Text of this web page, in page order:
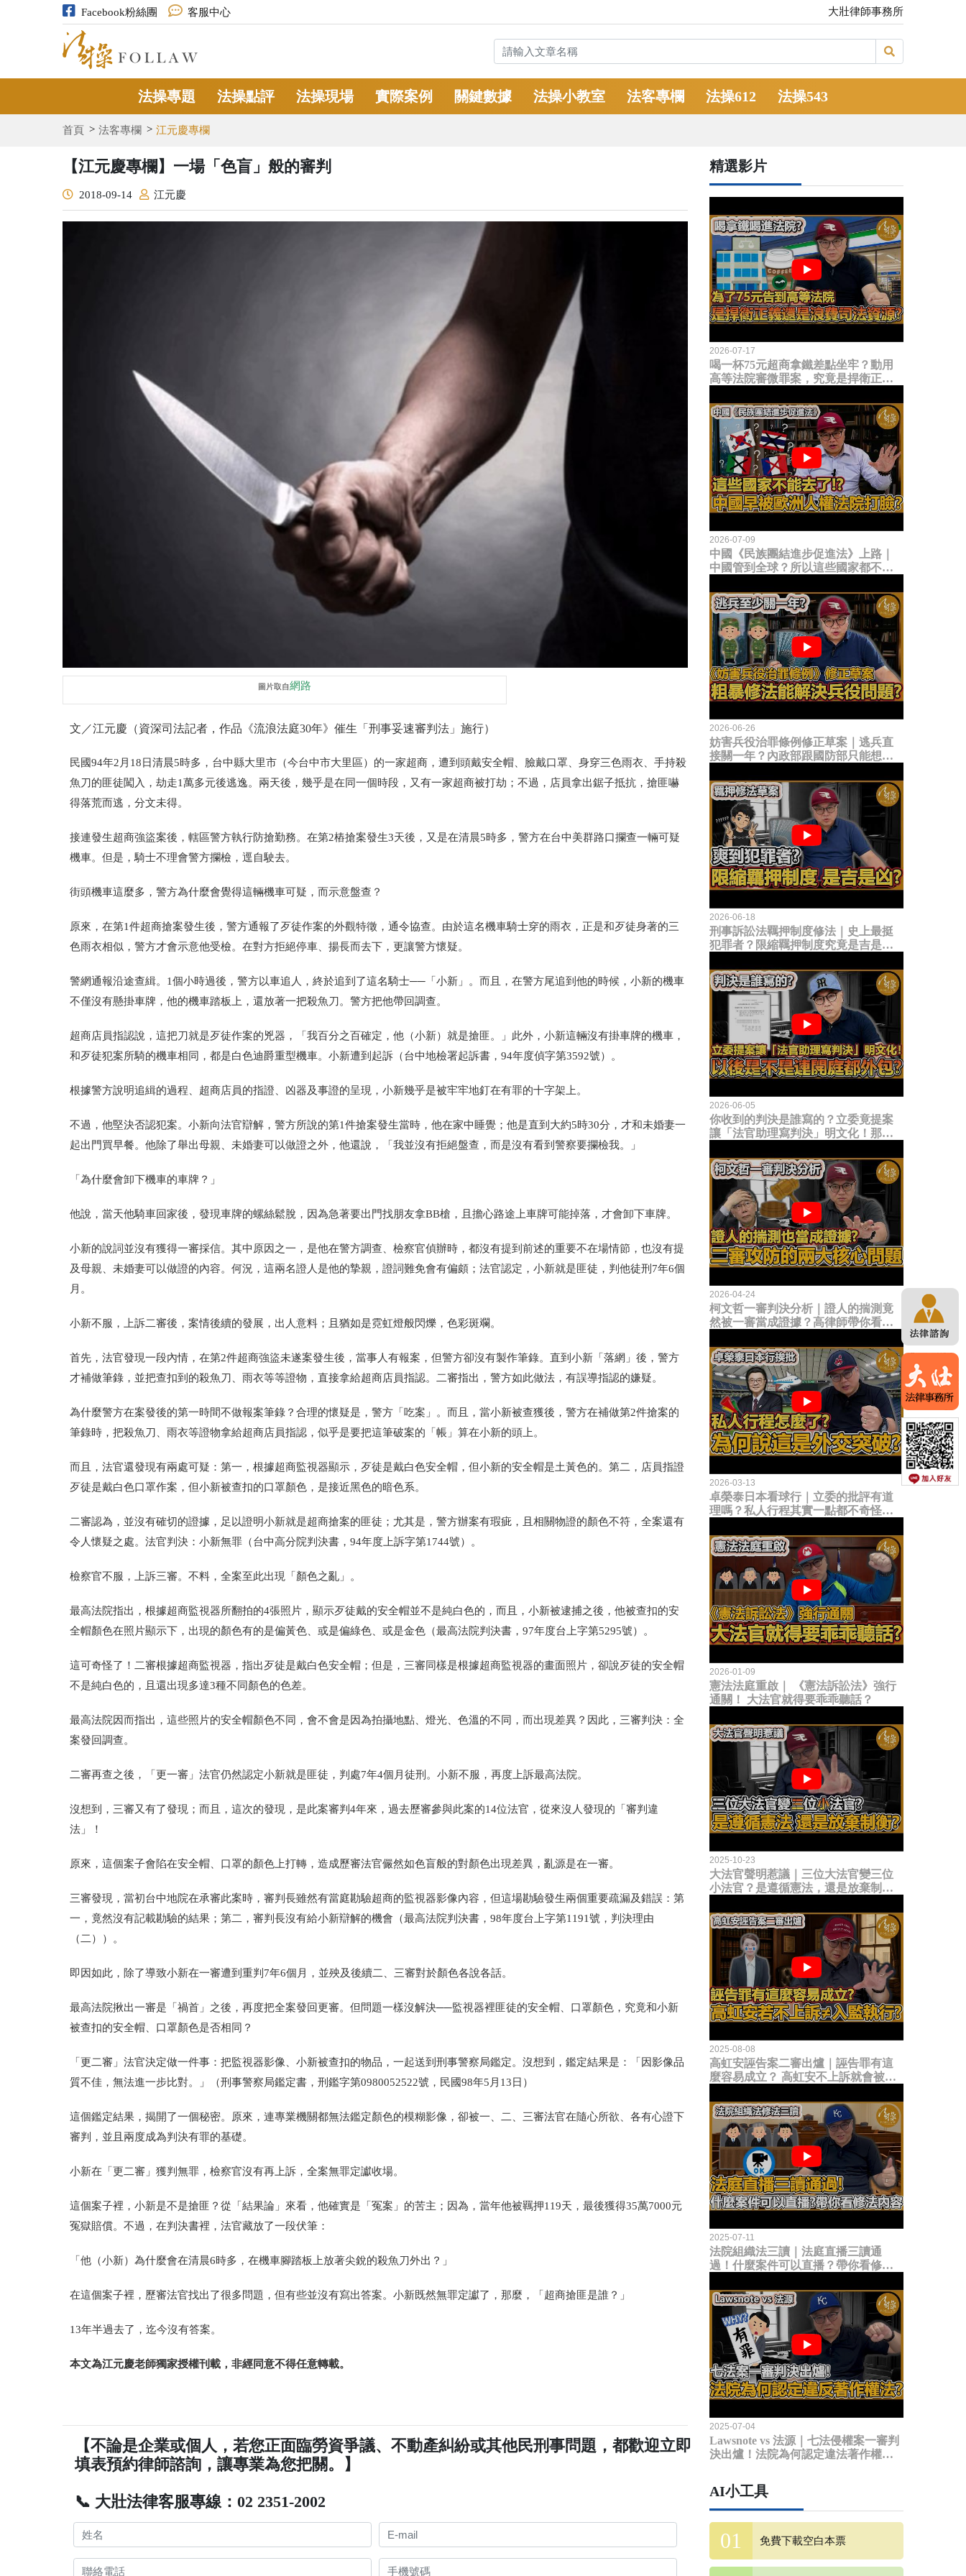
Facebook粉絲團 客服中心 大壯律師事務所
法操專題 法操點評 法操現場 實際案例 關鍵數據 法操小教室 法客專欄 法操612 法操543
首頁 法客專欄 江元慶專欄
【江元慶專欄】一場「色盲」般的審判
2018-09-14 江元慶
圖片取自網路
文／江元慶（資深司法記者，作品《流浪法庭30年》催生「刑事妥速審判法」施行）
民國94年2月18日清晨5時多，台中縣大里市 （今台中市大里區） 的一家超商，遭到頭戴安全帽、臉戴口罩、身穿三色雨衣、手持殺
魚刀的匪徒闖入，劫走1萬多元後逃逸。兩天後，幾乎是在同一個時段，又有一家超商被打劫；不過，店員拿出鋸子抵抗，搶匪嚇
得落荒而逃，分文未得。
接連發生超商強盜案後，轄區警方執行防搶勤務。在第2樁搶案發生3天後，又是在清晨5時多，警方在台中美群路口攔查一輛可疑
機車。但是，騎士不理會警方攔檢，逕自駛去。
街頭機車這麼多，警方為什麼會覺得這輛機車可疑，而示意盤查？
原來，在第1件超商搶案發生後，警方通報了歹徒作案的外觀特徵，通令協查。由於這名機車騎士穿的雨衣，正是和歹徒身著的三
色雨衣相似，警方才會示意他受檢。在對方拒絕停車、揚長而去下，更讓警方懷疑。
警網通報沿途查緝。1個小時過後，警方以車追人，終於追到了這名騎士──「小新」。而且，在警方尾追到他的時候，小新的機車
不僅沒有懸掛車牌，他的機車踏板上，還放著一把殺魚刀。警方把他帶回調查。
超商店員指認說，這把刀就是歹徒作案的兇器，「我百分之百確定，他 （小新） 就是搶匪。」此外，小新這輛沒有掛車牌的機車，
和歹徒犯案所騎的機車相同，都是白色迪爵重型機車。小新遭到起訴 （台中地檢署起訴書，94年度偵字第3592號） 。
根據警方說明追緝的過程、超商店員的指證、凶器及事證的呈現，小新幾乎是被牢牢地釘在有罪的十字架上。
不過，他堅決否認犯案。小新向法官辯解，警方所說的第1件搶案發生當時，他在家中睡覺；他是直到大約5時30分，才和未婚妻一
起出門買早餐。他除了舉出母親、未婚妻可以做證之外，他還說，「我並沒有拒絕盤查，而是沒有看到警察要攔檢我。」
「為什麼會卸下機車的車牌？」
他說，當天他騎車回家後，發現車牌的螺絲鬆脫，因為急著要出門找朋友拿BB槍，且擔心路途上車牌可能掉落，才會卸下車牌。
小新的說詞並沒有獲得一審採信。其中原因之一，是他在警方調查、檢察官偵辦時，都沒有提到前述的重要不在場情節，也沒有提
及母親、未婚妻可以做證的內容。何況，這兩名證人是他的摯親，證詞難免會有偏頗；法官認定，小新就是匪徒，判他徒刑7年6個
月。
小新不服，上訴二審後，案情後續的發展，出人意料；且猶如是霓虹燈般閃爍，色彩斑斕。
首先，法官發現一段內情，在第2件超商強盜未遂案發生後，當事人有報案，但警方卻沒有製作筆錄。直到小新「落網」後，警方
才補做筆錄，並把查扣到的殺魚刀、雨衣等等證物，直接拿給超商店員指認。二審指出，警方如此做法，有誤導指認的嫌疑。
為什麼警方在案發後的第一時間不做報案筆錄？合理的懷疑是，警方「吃案」。而且，當小新被查獲後，警方在補做第2件搶案的
筆錄時，把殺魚刀、雨衣等證物拿給超商店員指認，似乎是要把這筆破案的「帳」算在小新的頭上。
而且，法官還發現有兩處可疑：第一，根據超商監視器顯示，歹徒是戴白色安全帽，但小新的安全帽是土黃色的。第二，店員指證
歹徒是戴白色口罩作案，但小新被查扣的口罩顏色，是接近黑色的暗色系。
二審認為，並沒有確切的證據，足以證明小新就是超商搶案的匪徒；尤其是，警方辦案有瑕疵，且相關物證的顏色不符，全案還有
令人懷疑之處。法官判決：小新無罪 （台中高分院判決書，94年度上訴字第1744號） 。
檢察官不服，上訴三審。不料，全案至此出現「顏色之亂」。
最高法院指出，根據超商監視器所翻拍的4張照片，顯示歹徒戴的安全帽並不是純白色的，而且，小新被逮捕之後，他被查扣的安
全帽顏色在照片顯示下，出現的顏色有的是偏黃色、或是偏綠色、或是金色 （最高法院判決書，97年度台上字第5295號） 。
這可奇怪了！二審根據超商監視器，指出歹徒是戴白色安全帽；但是，三審同樣是根據超商監視器的畫面照片，卻說歹徒的安全帽
不是純白色的，且還出現多達3種不同顏色的色差。
最高法院因而指出，這些照片的安全帽顏色不同，會不會是因為拍攝地點、燈光、色溫的不同，而出現差異？因此，三審判決：全
案發回調查。
二審再查之後，「更一審」法官仍然認定小新就是匪徒，判處7年4個月徒刑。小新不服，再度上訴最高法院。
沒想到，三審又有了發現；而且，這次的發現，是此案審判4年來，過去歷審參與此案的14位法官，從來沒人發現的「審判違
法」！
原來，這個案子會陷在安全帽、口罩的顏色上打轉，造成歷審法官儼然如色盲般的對顏色出現差異，亂源是在一審。
三審發現，當初台中地院在承審此案時，審判長雖然有當庭勘驗超商的監視器影像內容，但這場勘驗發生兩個重要疏漏及錯誤：第
一，竟然沒有記載勘驗的結果；第二，審判長沒有給小新辯解的機會 （最高法院判決書，98年度台上字第1191號，判決理由
（二））
。
即因如此，除了導致小新在一審遭到重判7年6個月，並殃及後續二、三審對於顏色各說各話。
最高法院揪出一審是「禍首」之後，再度把全案發回更審。但問題一樣沒解決──監視器裡匪徒的安全帽、口罩顏色，究竟和小新
被查扣的安全帽、口罩顏色是否相同？
「更二審」法官決定做一件事：把監視器影像、小新被查扣的物品，一起送到刑事警察局鑑定。沒想到，鑑定結果是：「因影像品
質不佳，無法進一步比對。」
（刑事警察局鑑定書，刑鑑字第0980052522號，民國98年5月13日）
這個鑑定結果，揭開了一個秘密。原來，連專業機關都無法鑑定顏色的模糊影像，卻被一、二、三審法官在隨心所欲、各有心證下
審判，並且兩度成為判決有罪的基礎。
小新在「更二審」獲判無罪，檢察官沒有再上訴，全案無罪定讞收場。
這個案子裡，小新是不是搶匪？從「結果論」來看，他確實是「冤案」的苦主；因為，當年他被羈押119天，最後獲得35萬7000元
冤獄賠償。不過，在判決書裡，法官藏放了一段伏筆：
「他 （小新） 為什麼會在清晨6時多，在機車腳踏板上放著尖銳的殺魚刀外出？」
在這個案子裡，歷審法官找出了很多問題，但有些並沒有寫出答案。小新既然無罪定讞了，那麼，「超商搶匪是誰？」
13年半過去了，迄今沒有答案。
本文為江元慶老師獨家授權刊載，非經同意不得任意轉載。
【不論是企業或個人，若您正面臨勞資爭議、不動產糾紛或其他民刑事問題，都歡迎立即
填表預約律師諮詢，讓專業為您把關。】
📞 大壯法律客服專線：02 2351-2002
精選影片
2026-07-17
喝一杯75元超商拿鐵差點坐牢？動用
高等法院審微罪案，究竟是捍衛正義
2026-07-09
中國《民族團結進步促進法》上路｜
中國管到全球？所以這些國家都不能
臉？
2026-06-26
妨害兵役治罪條例修正草案｜逃兵直
接關一年？內政部跟國防部只能想到
題？
2026-06-18
刑事訴訟法羈押制度修法｜史上最挺
犯罪者？限縮羈押制度究竟是吉是
2026-06-05
你收到的判決是誰寫的？立委竟提案
讓「法官助理寫判決」明文化！那以
2026-04-24
柯文哲一審判決分析｜證人的揣測竟
然被一審當成證據？高律師帶你看未
2026-03-13
卓榮泰日本看球行｜立委的批評有道
理嗎？私人行程其實一點都不奇怪？
2026-01-09
憲法法庭重啟｜ 《憲法訴訟法》強行
通關！ 大法官就得要乖乖聽話？
2025-10-23
大法官聲明惹議｜三位大法官變三位
小法官？是遵循憲法，還是放棄制衡
2025-08-08
高虹安誣告案二審出爐｜誣告罪有這
麼容易成立？ 高虹安不上訴就會被
2025-07-11
法院組織法三讀｜法庭直播三讀通
過！什麼案件可以直播？帶你看修法
2025-07-04
Lawsnote vs 法源｜七法侵權案一審判
決出爐！法院為何認定違法著作權
AI小工具
免費下載空白本票